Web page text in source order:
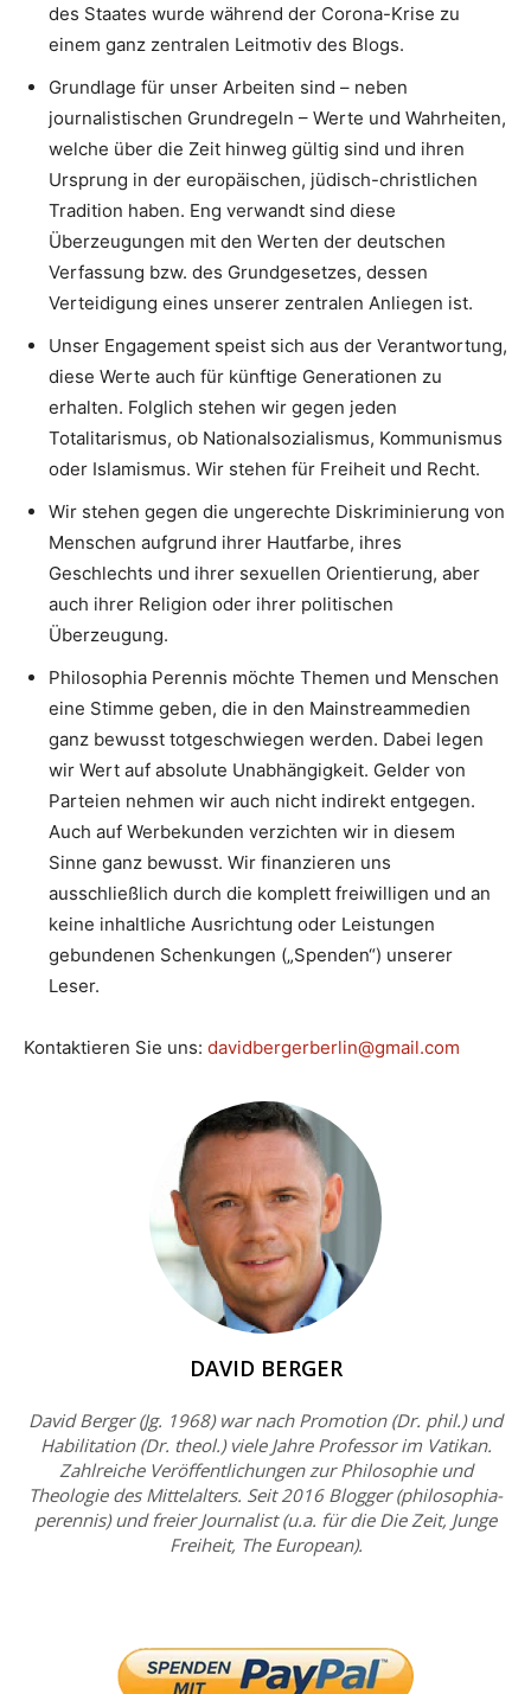
des Staates wurde während der Corona-Krise zu
einem ganz zentralen Leitmotiv des Blogs.
Grundlage für unser Arbeiten sind – neben
journalistischen Grundregeln – Werte und Wahrheiten,
welche über die Zeit hinweg gültig sind und ihren
Ursprung in der europäischen, jüdisch-christlichen
Tradition haben. Eng verwandt sind diese
Überzeugungen mit den Werten der deutschen
Verfassung bzw. des Grundgesetzes, dessen
Verteidigung eines unserer zentralen Anliegen ist.
Unser Engagement speist sich aus der Verantwortung,
diese Werte auch für künftige Generationen zu
erhalten. Folglich stehen wir gegen jeden
Totalitarismus, ob Nationalsozialismus, Kommunismus
oder Islamismus. Wir stehen für Freiheit und Recht.
Wir stehen gegen die ungerechte Diskriminierung von
Menschen aufgrund ihrer Hautfarbe, ihres
Geschlechts und ihrer sexuellen Orientierung, aber
auch ihrer Religion oder ihrer politischen
Überzeugung.
Philosophia Perennis möchte Themen und Menschen
eine Stimme geben, die in den Mainstreammedien
ganz bewusst totgeschwiegen werden. Dabei legen
wir Wert auf absolute Unabhängigkeit. Gelder von
Parteien nehmen wir auch nicht indirekt entgegen.
Auch auf Werbekunden verzichten wir in diesem
Sinne ganz bewusst. Wir finanzieren uns
ausschließlich durch die komplett freiwilligen und an
keine inhaltliche Ausrichtung oder Leistungen
gebundenen Schenkungen („Spenden“) unserer
Leser.
Kontaktieren Sie uns: davidbergerberlin@gmail.com
DAVID BERGER
David Berger (Jg. 1968) war nach Promotion (Dr. phil.) und
Habilitation (Dr. theol.) viele Jahre Professor im Vatikan.
Zahlreiche Veröffentlichungen zur Philosophie und
Theologie des Mittelalters. Seit 2016 Blogger (philosophia-
perennis) und freier Journalist (u.a. für die Die Zeit, Junge
Freiheit, The European).